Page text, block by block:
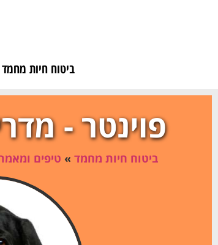
ביטוח חיות מחמד
פוינטר -
ביטוח חיות מחמד» טיפים